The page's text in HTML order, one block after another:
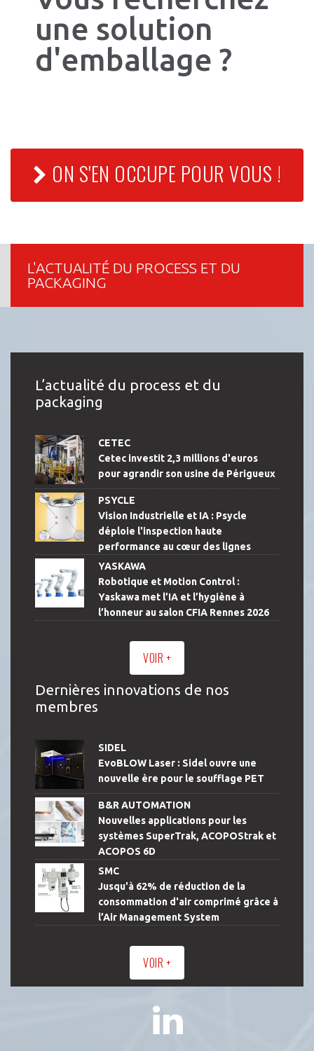
une solution
d'emballage ?
ON S'EN OCCUPE POUR VOUS !
L'ACTUALITÉ DU PROCESS ET DU
PACKAGING
L’actualité du process et du
packaging
CETEC
Cetec investit 2,3 millions d'euros
pour agrandir son usine de Périgueux
PSYCLE
Vision Industrielle et IA : Psycle
déploie l'inspection haute
performance au cœur des lignes
YASKAWA
Robotique et Motion Control :
Yaskawa met l’IA et l’hygiène à
l’honneur au salon CFIA Rennes 2026
VOIR +
Dernières innovations de nos
membres
SIDEL
EvoBLOW Laser : Sidel ouvre une
nouvelle ère pour le soufflage PET
B&R AUTOMATION
Nouvelles applications pour les
systèmes SuperTrak, ACOPOStrak et
ACOPOS 6D
SMC
Jusqu'à 62% de réduction de la
consommation d'air comprimé grâce à
l’Air Management System
VOIR +